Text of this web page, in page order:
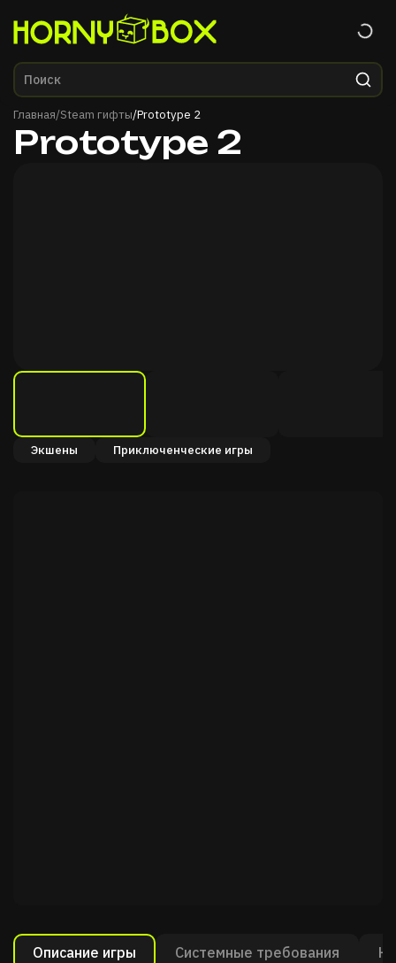
Главная/Steam гифты/Prototype 2
Prototype 2
Экшены Приключенческие игры
Описание игры Системные требования